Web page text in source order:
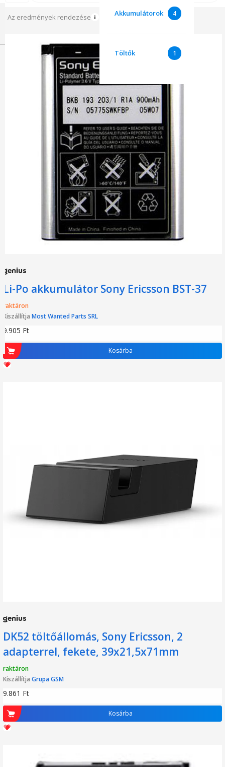
Akkumulátorok 4
Töltők 1
Az eredmények rendezése
Li-Po akkumulátor Sony Ericsson BST-37
raktáron
Kiszállítja Most Wanted Parts SRL
9.905 Ft
Kosárba
DK52 töltőállomás, Sony Ericsson, 2
adapterrel, fekete, 39x21,5x71mm
raktáron
Kiszállítja Grupa GSM
9.861 Ft
Kosárba